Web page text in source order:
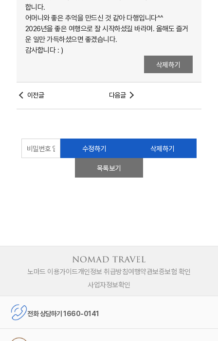
합니다.
어머니와 좋은 추억을 만드신 것 같아 다행입니다^^
2026년을 좋은 여행으로 잘 시작하셨길 바라며. 올해도 즐거
운 일만 가득하셨으면 좋겠습니다.
감사합니다 : )
삭제하기
이전글 다음글
수정하기
삭제하기
목록보기
노마드 이용가이드개인정보 취급방침여행약관보증보험 확인
사업자정보확인
전화 상담하기 1660-0141